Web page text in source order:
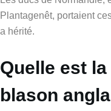
Plantagenêt, portaient
a hérité.
Quelle est
blason